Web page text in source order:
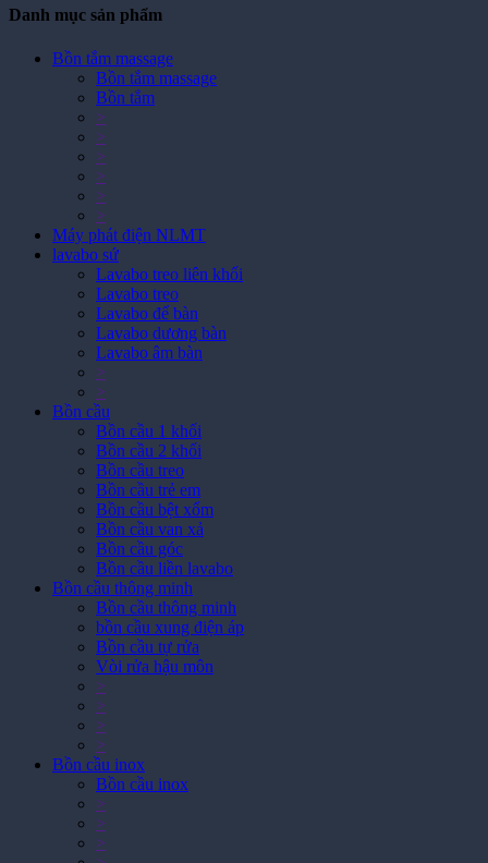
Danh mục sản phẩm
Bồn tắm massage
Bồn tắm massage
Bồn tắm
>
>
>
>
>
>
Máy phát điện NLMT
lavabo sứ
Lavabo treo liên khối
Lavabo treo
Lavabo để bàn
Lavabo dương bàn
Lavabo âm bàn
>
>
Bồn cầu
Bồn cầu 1 khối
Bồn cầu 2 khối
Bồn cầu treo
Bồn cầu trẻ em
Bồn cầu bệt xổm
Bồn cầu van xả
Bồn cầu góc
Bồn cầu liền lavabo
Bồn cầu thông minh
Bồn cầu thông minh
bồn cầu xung điện áp
Bồn cầu tự rửa
Vòi rửa hậu môn
>
>
>
>
Bồn cầu inox
Bồn cầu inox
>
>
>